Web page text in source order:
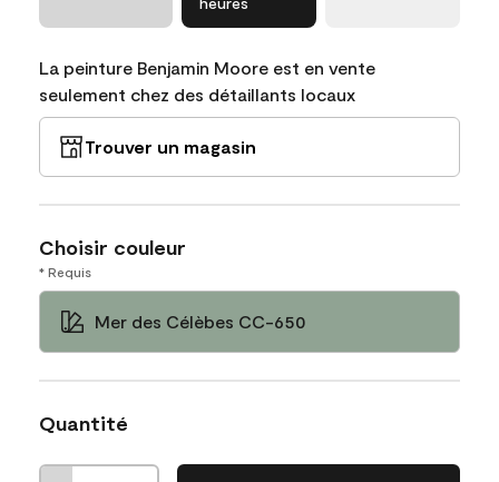
La peinture Benjamin Moore est en vente
seulement chez des détaillants locaux
Trouver un magasin
Choisir couleur
* Requis
Mer des Célèbes CC-650
Quantité